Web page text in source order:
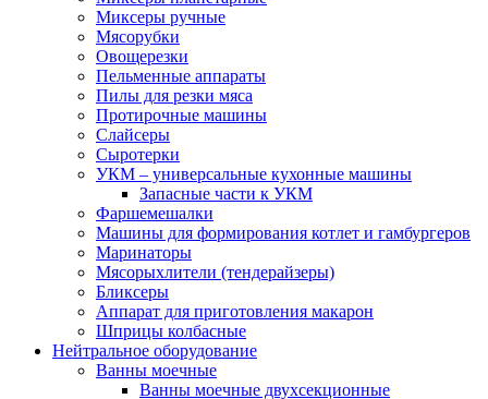
Миксеры ручные
Мясорубки
Овощерезки
Пельменные аппараты
Пилы для резки мяса
Протирочные машины
Слайсеры
Сыротерки
УКМ – универсальные кухонные машины
Запасные части к УКМ
Фаршемешалки
Машины для формирования котлет и гамбургеров
Маринаторы
Мясорыхлители (тендерайзеры)
Бликсеры
Аппарат для приготовления макарон
Шприцы колбасные
Нейтральное оборудование
Ванны моечные
Ванны моечные двухсекционные